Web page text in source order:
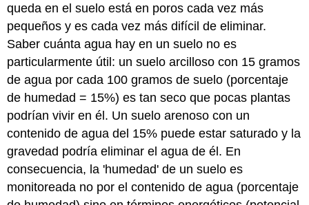
queda en el suelo está en poros cada vez más
pequeños y es cada vez más difícil de eliminar.
Saber cuánta agua hay en un suelo no es
particularmente útil: un suelo arcilloso con 15 gramos
de agua por cada 100 gramos de suelo (porcentaje
de humedad = 15%) es tan seco que pocas plantas
podrían vivir en él. Un suelo arenoso con un
contenido de agua del 15% puede estar saturado y la
gravedad podría eliminar el agua de él. En
consecuencia, la 'humedad' de un suelo es
monitoreada no por el contenido de agua (porcentaje